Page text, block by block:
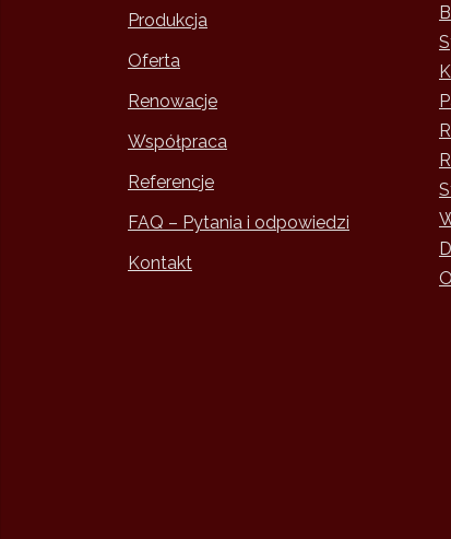
Produkcja
Oferta
Renowacje
Współpraca
Referencje
FAQ – Pytania i odpowiedzi
Kontakt